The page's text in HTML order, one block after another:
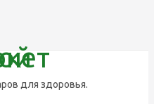
для здоровья.